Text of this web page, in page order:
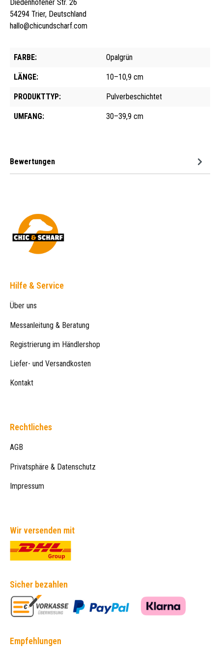
Diedenhofener Str. 26
54294 Trier, Deutschland
hallo@chicundscharf.com
FARBE: Opalgrün
LÄNGE: 10–10,9 cm
PRODUKTTYP: Pulverbeschichtet
UMFANG: 30–39,9 cm
Bewertungen
Hilfe & Service
Über uns
Messanleitung & Beratung
Registrierung im Händlershop
Liefer- und Versandkosten
Kontakt
Rechtliches
AGB
Privatsphäre & Datenschutz
Impressum
Wir versenden mit
Sicher bezahlen
Empfehlungen